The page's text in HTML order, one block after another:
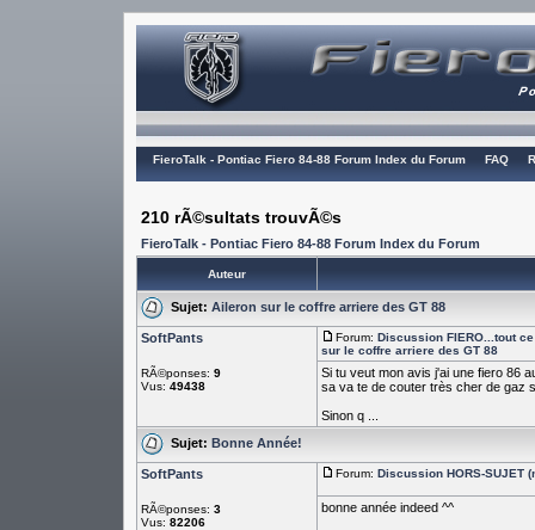
FieroTalk - Pontiac Fiero 84-88 Forum Index du Forum FAQ
210 rÃ©sultats trouvÃ©s
FieroTalk - Pontiac Fiero 84-88 Forum Index du Forum
Auteur
Sujet: Aileron sur le coffre arriere des GT 88
SoftPants
RÃ©ponses: 9
Vus: 49438
Forum: Discussion FIERO...tout
sur le coffre arriere des GT 88
Si tu veut mon avis j'ai une fiero 86
sa va te de couter très cher de gaz
Sinon q ...
Sujet: Bonne Année!
SoftPants
RÃ©ponses: 3
Vus: 82206
Forum: Discussion HORS-SUJET
bonne année indeed ^^